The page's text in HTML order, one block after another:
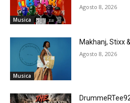
Musica
Agosto 8, 2026
Musica
Makhanj, Stixx
Agosto 8, 2026